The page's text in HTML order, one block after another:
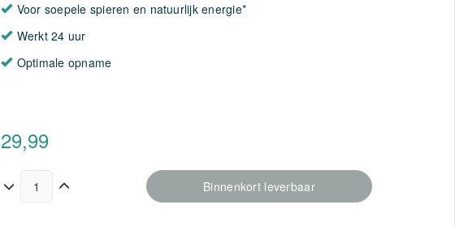
Voor soepele spieren en natuurlijk energie*
Werkt 24 uur
Optimale opname
29,99
Binnenkort leverbaar